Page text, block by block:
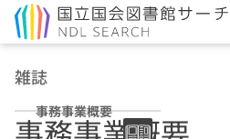
雑誌
事務事業概要